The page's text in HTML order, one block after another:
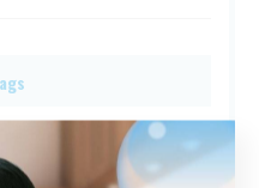
水管詰まり 解消